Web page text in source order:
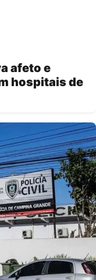
afeto e
hospitais de